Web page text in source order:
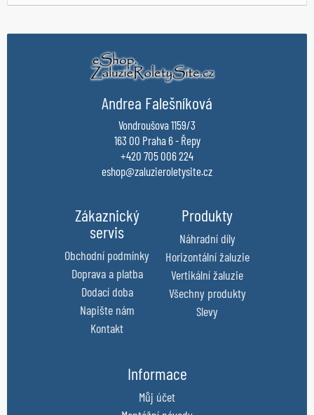
Andrea Falešníková
Vondroušova 1159/3
163 00 Praha 6 - Řepy
+420 705 006 224
eshop@zaluzieroletysite.cz
Zákaznický
servis
Obchodní podmínky
Doprava a platba
Dodací doba
Napište nám
Kontakt
Produkty
Náhradní díly
Horizontální žaluzie
Vertikální žaluzie
Všechny produkty
Slevy
Informace
Můj účet